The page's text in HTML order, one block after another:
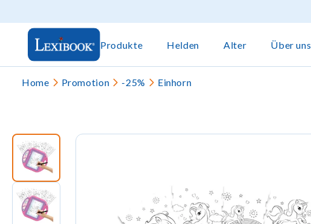
Produkte Helden Alter Über uns
Home Promotion -25% Einhorn